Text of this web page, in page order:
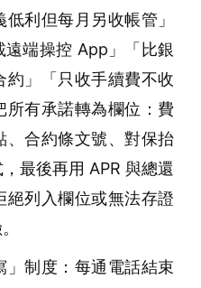
利但每月另收帳管」
遠端操控 App」「比銀
」「只收手續費不收
有承諾轉為欄位：費
、合約條文號、對保抬
最後再用 APR 與總還
列入欄位或無法存證
制度：每通電話結束